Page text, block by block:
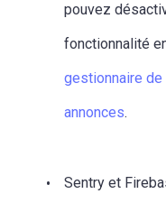
pouvez
fonctionnalité
gestionnaire
annonces.
Sentry et